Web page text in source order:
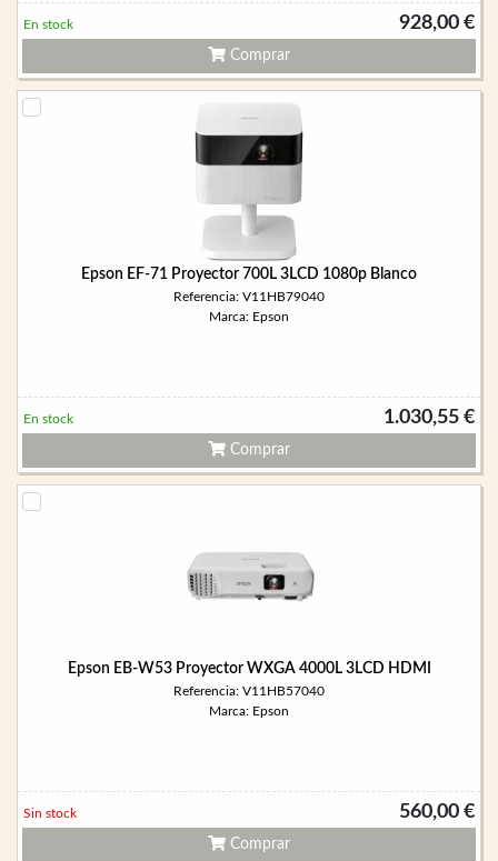
928,00 €
En stock
Comprar
Epson EF-71 Proyector 700L 3LCD 1080p Blanco
Referencia: V11HB79040
Marca: Epson
1.030,55 €
En stock
Comprar
Epson EB-W53 Proyector WXGA 4000L 3LCD HDMI
Referencia: V11HB57040
Marca: Epson
560,00 €
Sin stock
Comprar